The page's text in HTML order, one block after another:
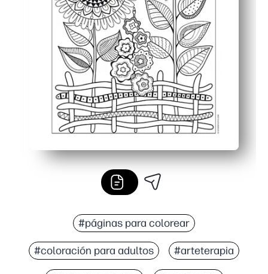
#páginas para colorear
#coloración para adultos #arteterapia